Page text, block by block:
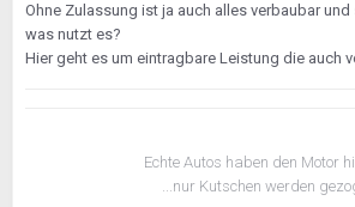
Ohne Zulassung ist ja auch alles verbaubar
was nutzt es?
Hier geht es um eintragbare Leistung die auch
Echte Autos haben den Motor
...nur Kutschen werden